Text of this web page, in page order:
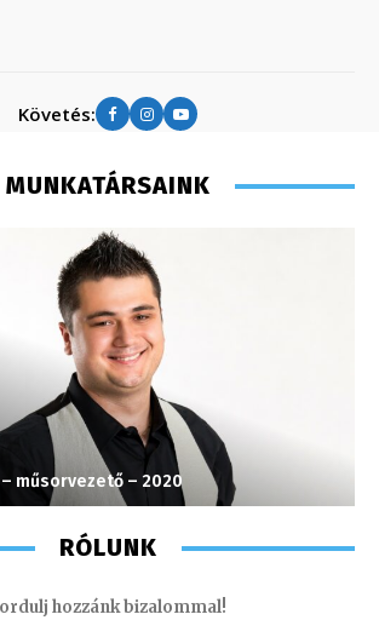
Követés:
MUNKATÁRSAINK
műsorvezető – 2020
RÓLUNK
hozzánk bizalommal!